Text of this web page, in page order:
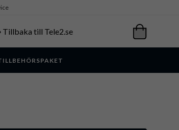
Tillbaka till Tele2.se